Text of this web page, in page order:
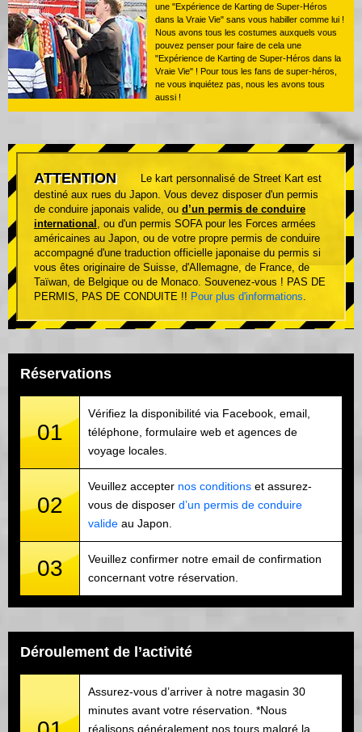
une "Expérience de Karting de Super-Héros
dans la Vraie Vie" sans vous habiller comme lui !
Nous avons tous les costumes auxquels vous
pouvez penser pour faire de cela une
"Expérience de Karting de Super-Héros dans la
Vraie Vie" ! Pour tous les fans de super-héros,
ne vous inquiétez pas, nous les avons tous
aussi !
ATTENTION
Le kart personnalisé de Street Kart est
destiné aux rues du Japon. Vous devez disposer d'un permis
de conduire japonais valide, ou d’un permis de conduire
international , ou d'un permis SOFA pour les Forces armées
américaines au Japon, ou de votre propre permis de conduire
accompagné d'une traduction officielle japonaise du permis si
vous êtes originaire de Suisse, d'Allemagne, de France, de
Taïwan, de Belgique ou de Monaco. Souvenez-vous ! PAS DE
PERMIS, PAS DE CONDUITE !! Pour plus d'informations.
Réservations
01
Vérifiez la disponibilité via Facebook, email,
téléphone, formulaire web et agences de
voyage locales.
02
Veuillez accepter nos conditions et assurez-
vous de disposer d’un permis de conduire
valide au Japon.
03
Veuillez confirmer notre email de confirmation
concernant votre réservation.
Déroulement de l’activité
Assurez-vous d’arriver à notre magasin 30
minutes avant votre réservation. *Nous
réalisons généralement nos tours malgré la